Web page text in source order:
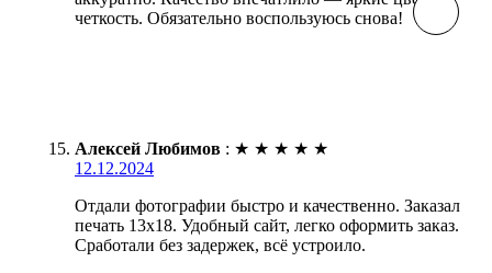
четкость. Обязательно воспользуюсь снова!
Алексей Любимов : ★ ★ ★ ★ ★
12.12.2024
Отдали фотографии быстро и качественно. Заказал
печать 13х18. Удобный сайт, легко оформить заказ.
Сработали без задержек, всё устроило.